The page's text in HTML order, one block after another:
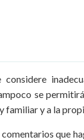
se
familiar y a la
que